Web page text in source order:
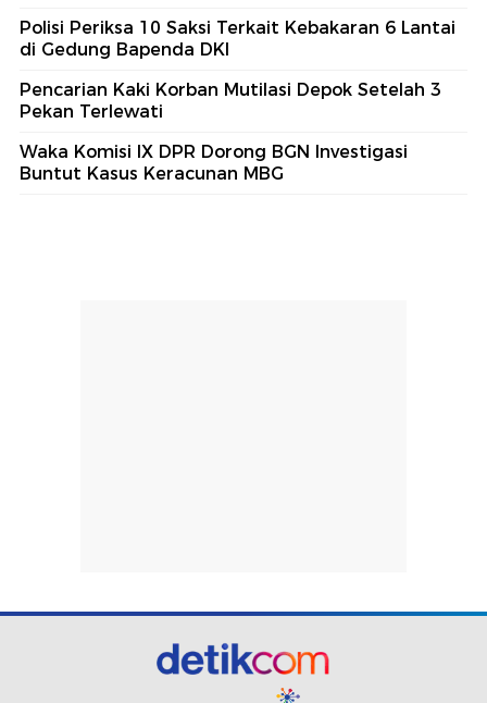
Polisi Periksa 10 Saksi Terkait Kebakaran 6 Lantai
di Gedung Bapenda DKI
Pencarian Kaki Korban Mutilasi Depok Setelah 3
Pekan Terlewati
Waka Komisi IX DPR Dorong BGN Investigasi
Buntut Kasus Keracunan MBG